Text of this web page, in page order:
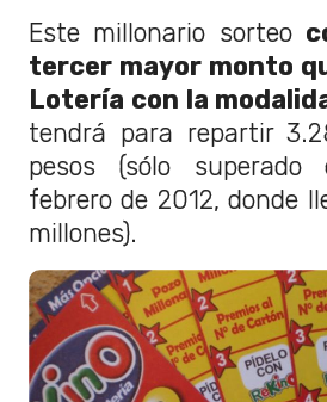
Este millonario sorteo
tercer mayor monto
Lotería con la
tendrá para repartir
pesos (sólo
febrero de 2012, donde
millones).